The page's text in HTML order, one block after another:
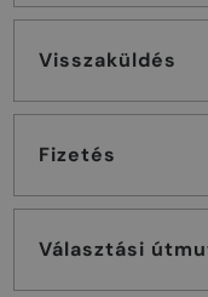
Visszaküldés
Fizetés
Választási